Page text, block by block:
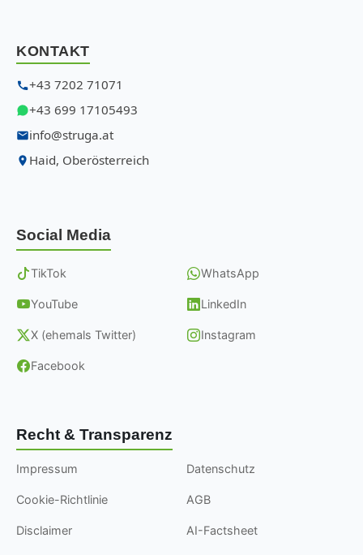
KONTAKT
+43 7202 71071
+43 699 17105493
info@struga.at
Haid, Oberösterreich
Social Media
TikTok WhatsApp
YouTube LinkedIn
X (ehemals Twitter) Instagram
Facebook
Recht & Transparenz
Impressum Datenschutz
Cookie-Richtlinie AGB
Disclaimer AI-Factsheet